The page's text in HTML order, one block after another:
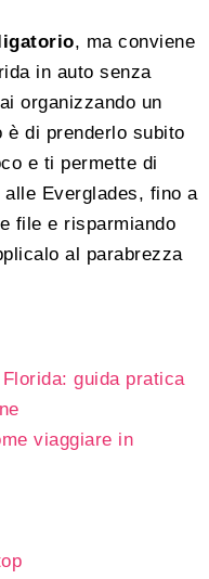
, ma conviene
in auto senza
organizzando un
di prenderlo subito
e ti permette di
Everglades, fino a
file e risparmiando
al parabrezza
guida pratica
viaggiare in